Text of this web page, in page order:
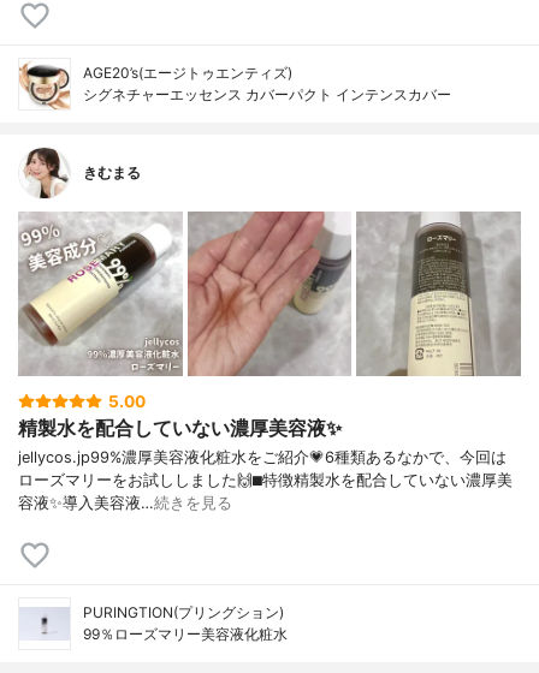
AGE20’s(エージトゥエンティズ)
シグネチャーエッセンス カバーパクト インテンスカバー
きむまる
5.00
精製水を配合していない濃厚美容液✨
jellycos.jp99%濃厚美容液化粧水をご紹介💗6種類あるなかで、今回は
ローズマリーをお試ししました🙌⬛︎特徴精製水を配合していない濃厚美
容液✨導入美容液…続きを見る
PURINGTION(プリングション)
99％ローズマリー美容液化粧水